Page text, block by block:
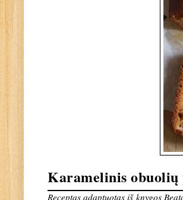
Karamelinis obuolių
Receptas adaptuotas išknygos